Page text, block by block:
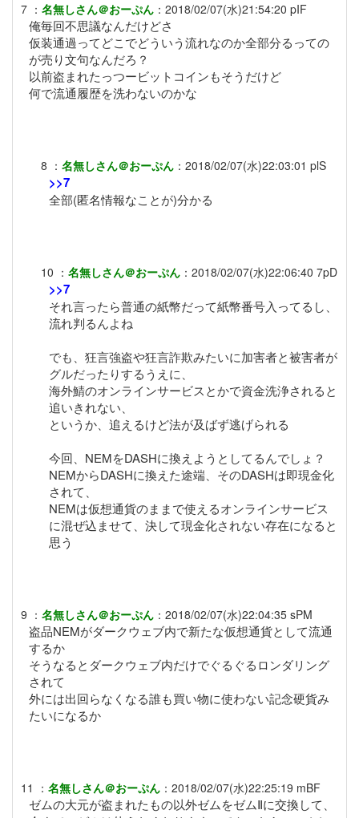
7 ： 名無しさん＠おーぷん ： 2018/02/07(水)21:54:20 pIF
俺毎回不思議なんだけどさ
仮装通過ってどこでどういう流れなのか全部分るっての
が売り文句なんだろ？
以前盗まれたっつービットコインもそうだけど
何で流通履歴を洗わないのかな
8 ： 名無しさん＠おーぷん ： 2018/02/07(水)22:03:01 plS
>>7
全部(匿名情報なことが)分かる
10 ： 名無しさん＠おーぷん ： 2018/02/07(水)22:06:40 7pD
>>7
それ言ったら普通の紙幣だって紙幣番号入ってるし、
流れ判るんよね
でも、狂言強盗や狂言詐欺みたいに加害者と被害者が
グルだったりするうえに、
海外鯖のオンラインサービスとかで資金洗浄されると
追いきれない、
というか、追えるけど法が及ばず逃げられる
今回、NEMをDASHに換えようとしてるんでしょ？
NEMからDASHに換えた途端、そのDASHは即現金化
されて、
NEMは仮想通貨のままで使えるオンラインサービス
に混ぜ込ませて、決して現金化されない存在になると
思う
9 ： 名無しさん＠おーぷん ： 2018/02/07(水)22:04:35 sPM
盗品NEMがダークウェブ内で新たな仮想通貨として流通
するか
そうなるとダークウェブ内だけでぐるぐるロンダリング
されて
外には出回らなくなる誰も買い物に使わない記念硬貨み
たいになるか
11 ： 名無しさん＠おーぷん ： 2018/02/07(水)22:25:19 mBF
ゼムの大元が盗まれたもの以外ゼムをゼムⅡに交換して、